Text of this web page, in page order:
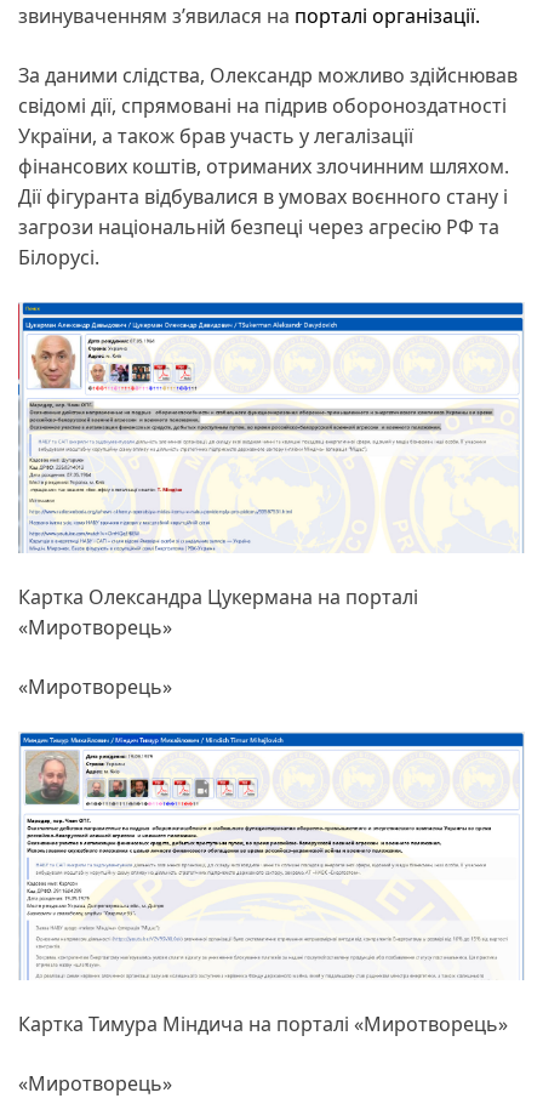
звинуваченням з’явилася на порталі організації.
За даними слідства, Олександр можливо здійснював
свідомі дії, спрямовані на підрив обороноздатності
України, а також брав участь у легалізації
фінансових коштів, отриманих злочинним шляхом.
Дії фігуранта відбувалися в умовах воєнного стану і
загрози національній безпеці через агресію РФ та
Білорусі.
Картка Олександра Цукермана на порталі
«Миротворець»
«Миротворець»
Картка Тимура Міндича на порталі «Миротворець»
«Миротворець»